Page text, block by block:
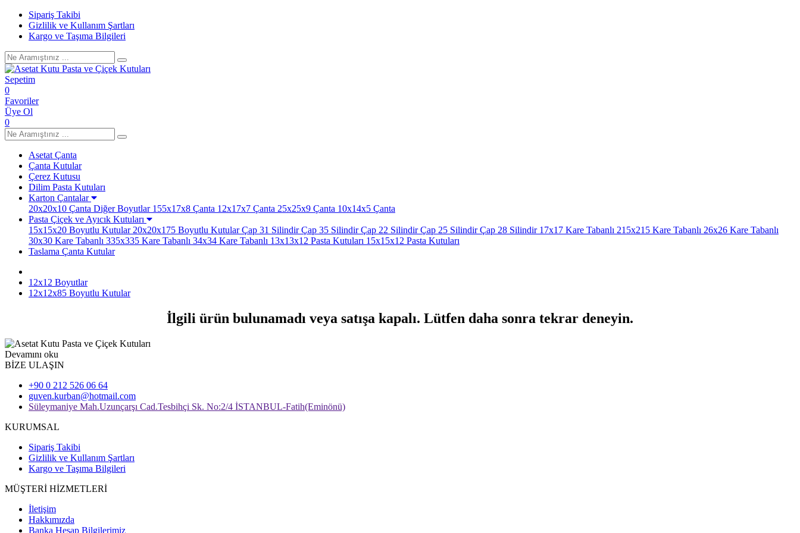
Sipariş Takibi
Gizlilik ve Kullanım Şartları
Kargo ve Taşıma Bilgileri
Sepetim
0
Favoriler
Üye Ol
0
Asetat Çanta
Çanta Kutular
Çerez Kutusu
Dilim Pasta Kutuları
Karton Çantalar
20x20x10 Çanta Diğer Boyutlar155x17x8 Çanta 12x17x7 Çanta 25x25x9 Çanta 10x14x5 Çanta
Pasta Çiçek ve Ayıcık Kutuları
15x15x20 Boyutlu Kutular20x20x175 Boyutlu KutularÇap 31 SilindirÇap 35 SilindirÇap 22 SilindirÇap 25 SilindirÇap 28 Silindir17x17 Kare Tabanlı 215x215 Kare Tabanlı 26x26 Kare Tabanlı
30x30 Kare Tabanlı 335x335 Kare Tabanlı 34x34 Kare Tabanlı 13x13x12 Pasta Kutuları 15x15x12 Pasta Kutuları
Taslama Çanta Kutular
12x12 Boyutlar
12x12x85 Boyutlu Kutular
İlgili ürün bulunamadı veya satışa kapalı. Lütfen daha sonra tekrar deneyin.
Devamını oku
BİZE ULAŞIN
+90 0 212 526 06 64
guven.kurban@hotmail.com
Süleymaniye Mah.Uzunçarşı Cad.Tesbihçi Sk. No:2/4 İSTANBUL-Fatih(Eminönü)
KURUMSAL
Sipariş Takibi
Gizlilik ve Kullanım Şartları
Kargo ve Taşıma Bilgileri
MÜŞTERİ HİZMETLERİ
İletişim
Hakkımızda
Banka Hesap Bilgilerimiz